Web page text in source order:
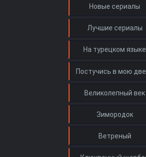
Новые сериалы
Лучшие сериалы
На турецком языке